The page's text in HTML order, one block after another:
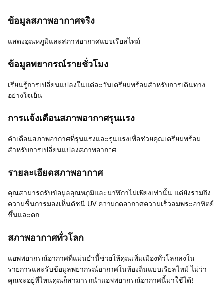
ข้อมูลสภาพอากาศจริง
แสดงอุณหภูมิและสภาพอากาศแบบเรียลไทม์
ข้อมูลพยากรณ์รายชั่วโมง
เรียนรู้การเปลี่ยนแปลงในแต่ละวันเตรียมพร้อมสำหรับการเดินทาง
อย่างใจเย็น
การแจ้งเตือนสภาพอากาศรุนแรง
คำเตือนสภาพอากาศที่รุนแรงและรุนแรงเพื่อช่วยคุณเตรียมพร้อม
สำหรับการเปลี่ยนแปลงสภาพอากาศ
รายละเอียดสภาพอากาศ
คุณสามารถรับข้อมูลอุณหภูมิและนาฬิกาไม่เพียงเท่านั้น แต่ยังรวมถึง
ความชื้นการมองเห็นดัชนี UV ความกดอากาศความเร็วลมพระอาทิตย์
ขึ้นและตก
สภาพอากาศทั่วโลก
แอพพยากรณ์อากาศที่แม่นยำนี้ช่วยให้คุณเพิ่มเมืองทั่วโลกลงใน
รายการและรับข้อมูลพยากรณ์อากาศในท้องถิ่นแบบเรียลไทม์ ไม่ว่า
คุณจะอยู่ที่ไหนคุณก็สามารถนำแอพพยากรณ์อากาศนี้มาใช้ได้!